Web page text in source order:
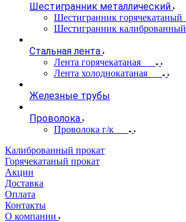
Шестигранник металлический
Шестигранник горячекатаный
Шестигранник калиброванный
Стальная лента
Лента горячекатаная
Лента холоднокатаная
Железные трубы
Проволока
Проволока г/к
Калиброванный прокат
Горячекатаный прокат
Акции
Доставка
Оплата
Контакты
О компании